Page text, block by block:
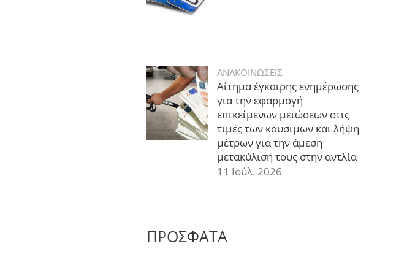
ΑΝΑΚΟΙΝΩΣΕΙΣ
Αίτημα έγκαιρης ενημέρωσης
για την εφαρμογή
επικείμενων μειώσεων στις
τιμές των καυσίμων και λήψη
μέτρων για την άμεση
μετακύλισή τους στην αντλία
11 Ιούλ. 2026
ΠΡΟΣΦΑΤΑ